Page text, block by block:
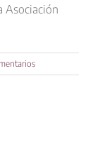
Asociación